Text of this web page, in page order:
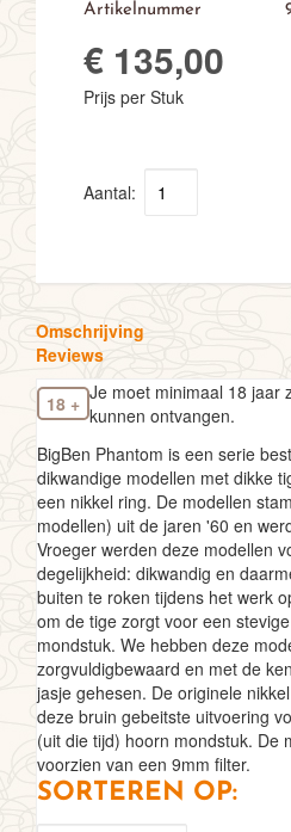
Artikelnummer
€ 135,00
Prijs per Stuk
Aantal:
Omschrijving
Reviews
18 + Je moet minimaal 18 jaar
kunnen ontvangen.
BigBen Phantom is een serie
dikwandige modellen met dikke
een nikkel ring. De modellen
modellen) uit de jaren '60 en
Vroeger werden deze modellen
degelijkheid: dikwandig en
buiten te roken tijdens het werk
om de tige zorgt voor een
mondstuk. We hebben deze
zorgvuldigbewaard en met de
jasje gehesen. De originele
deze bruin gebeitste uitvoering
(uit die tijd) hoorn mondstuk. De
voorzien van een 9mm filter.
SORTEREN OP: